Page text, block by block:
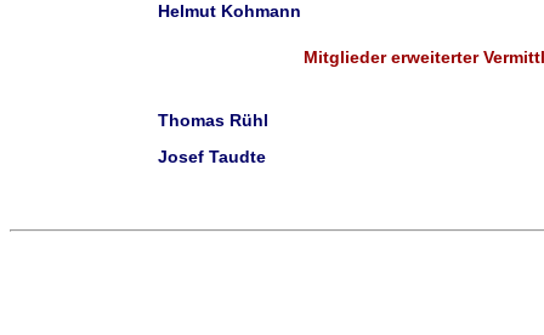
Helmut Kohmann
Mitglieder erweiterter
Thomas Rühl
Josef Taudte